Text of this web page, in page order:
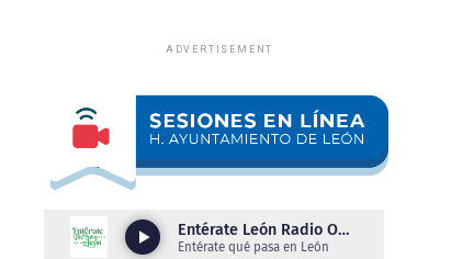
ADVERTISEMENT